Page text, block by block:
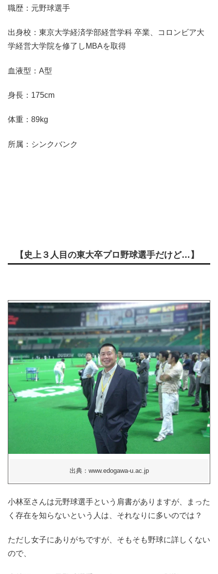
職歴：元野球選手
出身校：東京大学経済学部経営学科 卒業、コロンビア大
学経営大学院を修了しMBAを取得
血液型：A型
身長：175cm
体重：89kg
所属：シンクバンク
【史上３人目の東大卒プロ野球選手だけど…】
出典：www.edogawa-u.ac.jp
小林至さんは元野球選手という肩書がありますが、まった
く存在を知らないという人は、それなりに多いのでは？
ただし女子にありがちですが、そもそも野球に詳しくない
ので、